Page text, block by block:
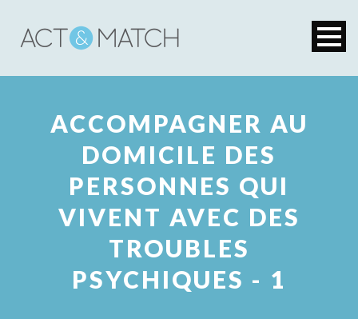
ACCOMPAGNER AU
DOMICILE DES
PERSONNES QUI
VIVENT AVEC DES
TROUBLES
PSYCHIQUES - 1